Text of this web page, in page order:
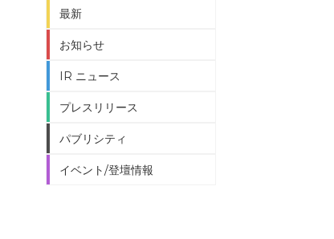
最新
お知らせ
IR ニュース
プレスリリース
パブリシティ
イベント/登壇情報